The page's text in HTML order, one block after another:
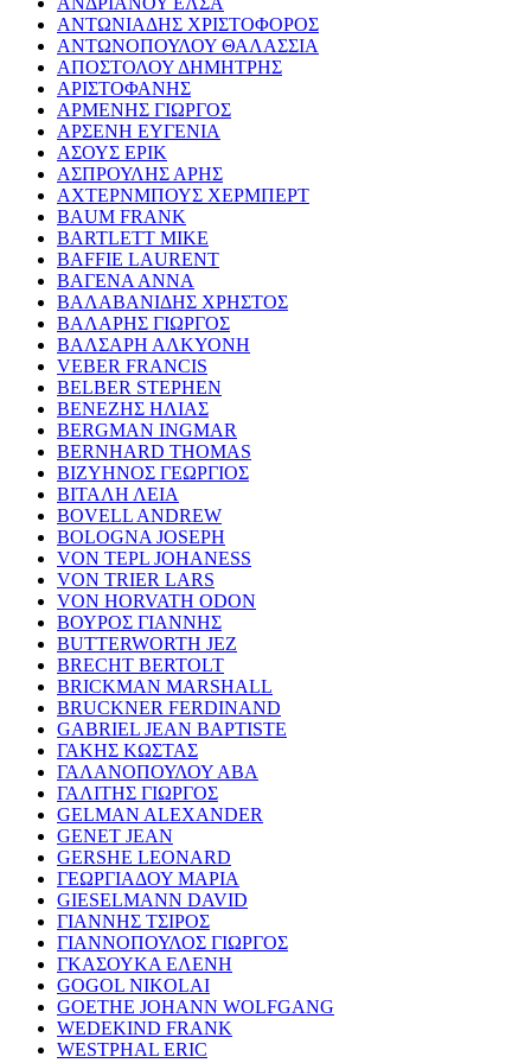
ΑΝΤΩΝΙΑΔΗΣ ΧΡΙΣΤΟΦΟΡΟΣ
ΑΝΤΩΝΟΠΟΥΛΟΥ ΘΑΛΑΣΣΙΑ
ΑΠΟΣΤΟΛΟΥ ΔΗΜΗΤΡΗΣ
ΑΡΙΣΤΟΦΑΝΗΣ
ΑΡΜΕΝΗΣ ΓΙΩΡΓΟΣ
ΑΡΣΕΝΗ ΕΥΓΕΝΙΑ
ΑΣΟΥΣ ΕΡΙΚ
ΑΣΠΡΟΥΛΗΣ ΑΡΗΣ
ΑΧΤΕΡΝΜΠΟΥΣ ΧΕΡΜΠΕΡΤ
BAUM FRANK
BARTLETT MIKE
BAFFIE LAURENT
ΒΑΓΕΝΑ ΑΝΝΑ
ΒΑΛΑΒΑΝΙΔΗΣ ΧΡΗΣΤΟΣ
ΒΑΛΑΡΗΣ ΓΙΩΡΓΟΣ
ΒΑΛΣΑΡΗ ΑΛΚΥΟΝΗ
VEBER FRANCIS
BELBER STEPHEN
ΒΕΝΕΖΗΣ ΗΛΙΑΣ
BERGMAN INGMAR
BERNHARD THOMAS
ΒΙΖΥΗΝΟΣ ΓΕΩΡΓΙΟΣ
ΒΙΤΑΛΗ ΛΕΙΑ
BOVELL ANDREW
BOLOGNA JOSEPH
VON TEPL JOHANESS
VON TRIER LARS
VON HORVATH ODON
ΒΟΥΡΟΣ ΓΙΑΝΝΗΣ
BUTTERWORTH JEZ
BRECHT BERTOLT
BRICKMAN MARSHALL
BRUCKNER FERDINAND
GABRIEL JEAN BAPTISTE
ΓΑΚΗΣ ΚΩΣΤΑΣ
ΓΑΛΑΝΟΠΟΥΛΟΥ ΑΒΑ
ΓΑΛΙΤΗΣ ΓΙΩΡΓΟΣ
GELMAN ALEXANDER
GENET JEAN
GERSHE LEONARD
ΓΕΩΡΓΙΑΔΟΥ ΜΑΡΙΑ
GIESELMANN DAVID
ΓΙΑΝΝΗΣ ΤΣΙΡΟΣ
ΓΙΑΝΝΟΠΟΥΛΟΣ ΓΙΩΡΓΟΣ
ΓΚΑΣΟΥΚΑ ΕΛΕΝΗ
GOGOL NIKOLAI
GOETHE JOHANN WOLFGANG
WEDEKIND FRANK
WESTPHAL ERIC